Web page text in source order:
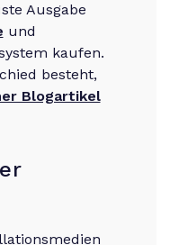
Ausgabe
und
kaufen.
besteht,
Blogartikel